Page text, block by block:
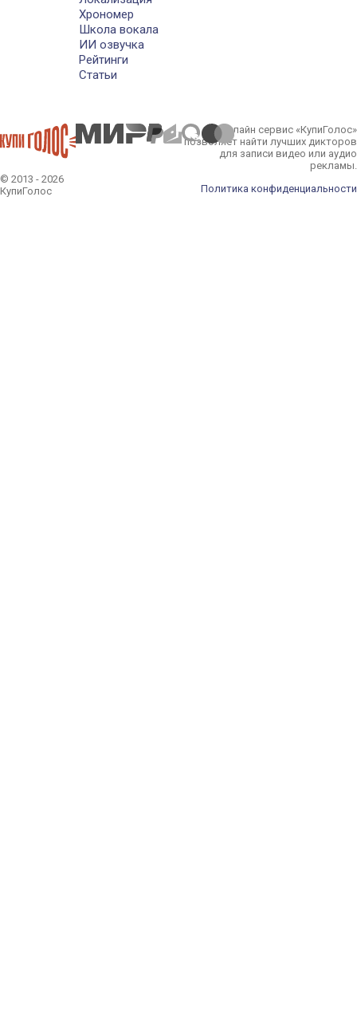
Хрономер
Школа вокала
ИИ озвучка
Рейтинги
Статьи
© 2013 - 2026
КупиГолос
Онлайн сервис «КупиГолос»
позволяет найти лучших дикторов
для записи видео или аудио
рекламы.
Политика конфиденциальности